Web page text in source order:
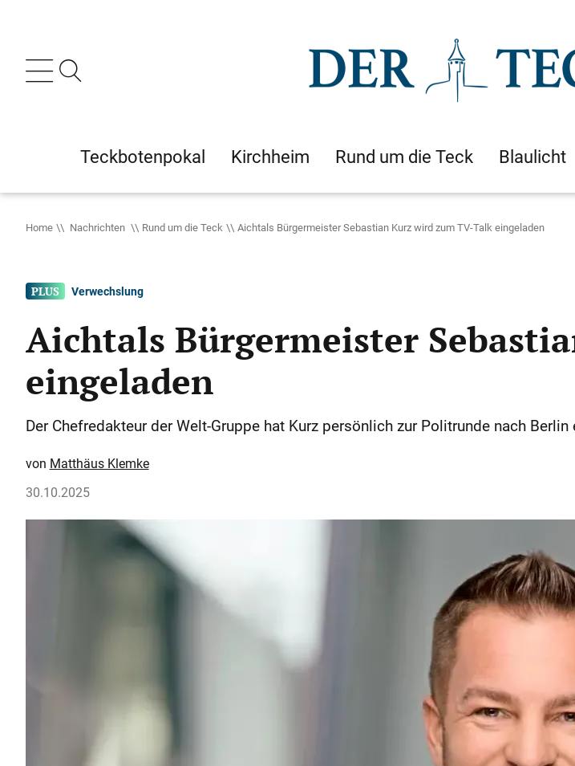
Teckbotenpokal Kirchheim Rund um die Teck Blaulicht
Home Nachrichten Rund um die Teck Aichtals Bürgermeister Sebastian Kurz wird zum TV-Talk eingeladen
Verwechslung
Aichtals Bürgermeister
eingeladen
Der Chefredakteur der Welt-Gruppe hat Kurz persönlich zur Politrunde nach
Matthäus Klemke
30.10.2025